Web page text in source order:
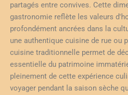
partagés entre convives. Cette
gastronomie reflète les valeurs
profondément ancrées dans la
une authentique cuisine de rue ou
cuisine traditionnelle permet de
essentielle du patrimoine
pleinement de cette expérience
voyager pendant la saison sèche